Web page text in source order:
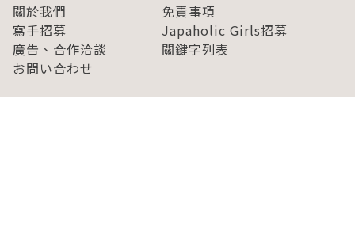
關於我們
免責事項
寫手招募
Japaholic Girls招募
廣告、合作洽談
關鍵字列表
お問い合わせ